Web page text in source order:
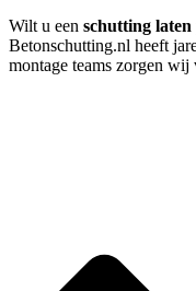
Wilt u een schutting laten
Betonschutting.nl heeft
montage teams zorgen